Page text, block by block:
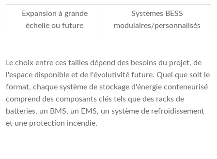
Expansion à grande
échelle ou future
Systèmes BESS
modulaires/personnalisés
Le choix entre ces tailles dépend des besoins du projet, de
l'espace disponible et de l'évolutivité future. Quel que soit le
format, chaque système de stockage d'énergie conteneurisé
comprend des composants clés tels que des racks de
batteries, un BMS, un EMS, un système de refroidissement
et une protection incendie.